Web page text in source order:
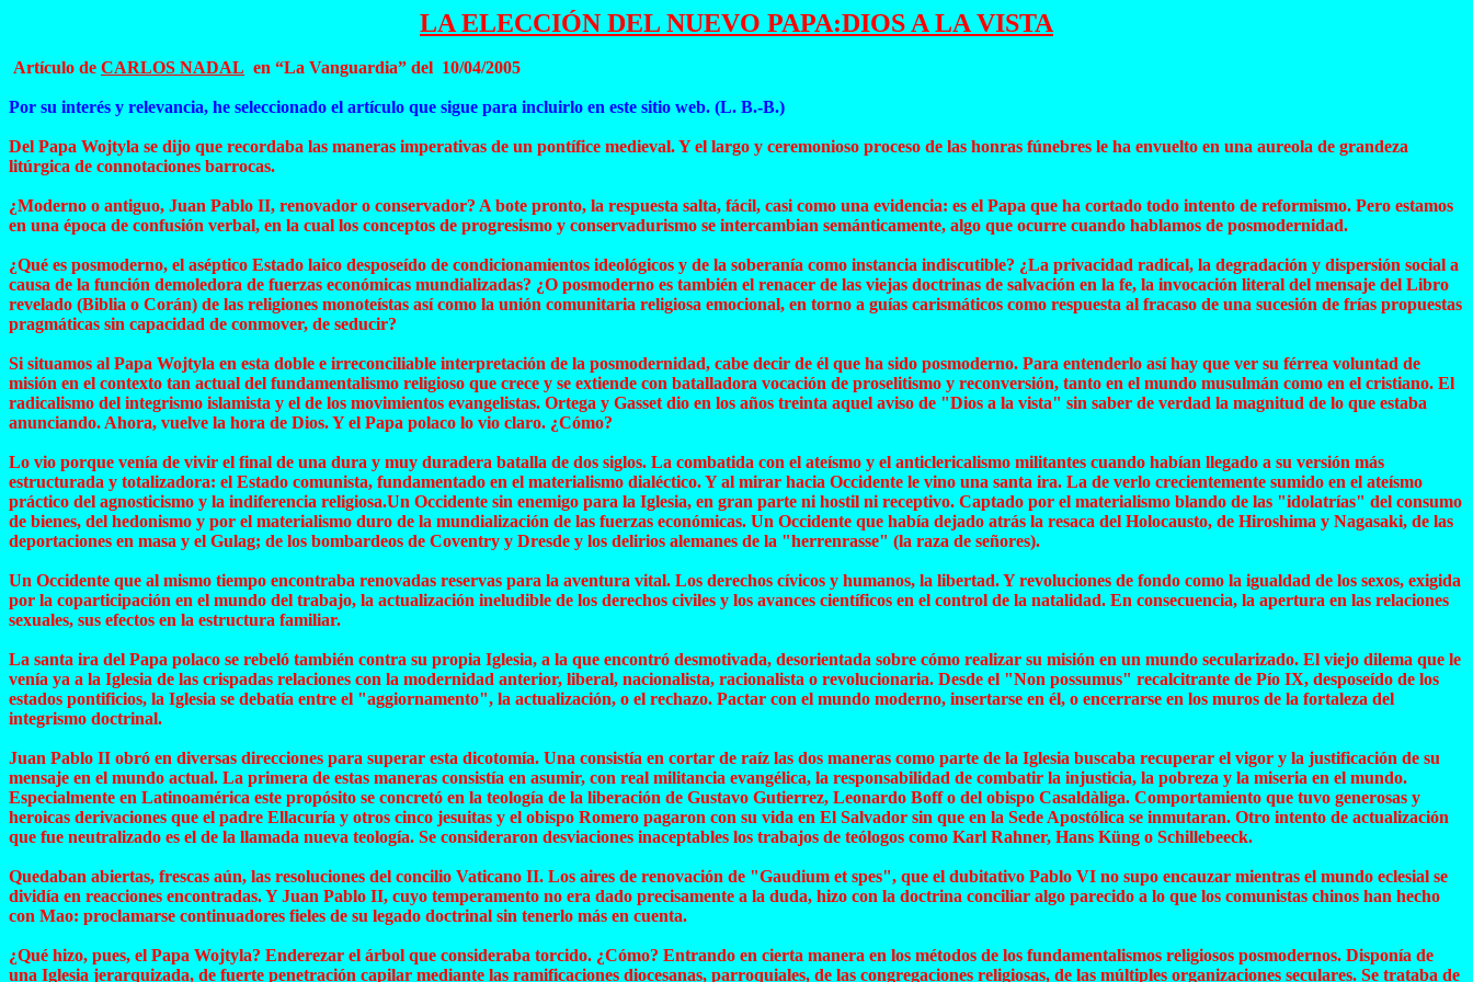
LA ELECCIÓN DEL NUEVO PAPA:DIOS A LA VISTA
Artículo de CARLOS NADAL en “La Vanguardia” del 10/04/2005
Por su interés y relevancia, he seleccionado el artículo que sigue para incluirlo en este sitio web. (L. B.-B.)
Del Papa Wojtyla se dijo que recordaba las maneras imperativas de un pontífice medieval. Y el largo y ceremonioso proceso de las honras fúnebres le ha envuelto en una aureola de grandeza
litúrgica de connotaciones barrocas.
¿Moderno o antiguo, Juan Pablo II, renovador o conservador? A bote pronto, la respuesta salta, fácil, casi como una evidencia: es el Papa que ha cortado todo intento de reformismo. Pero estamos
en una época de confusión verbal, en la cual los conceptos de progresismo y conservadurismo se intercambian semánticamente, algo que ocurre cuando hablamos de posmodernidad.
¿Qué es posmoderno, el aséptico Estado laico desposeído de condicionamientos ideológicos y de la soberanía como instancia indiscutible? ¿La privacidad radical, la degradación y dispersión social a
causa de la función demoledora de fuerzas económicas mundializadas? ¿O posmoderno es también el renacer de las viejas doctrinas de salvación en la fe, la invocación literal del mensaje del Libro
revelado (Biblia o Corán) de las religiones monoteístas así como la unión comunitaria religiosa emocional, en torno a guías carismáticos como respuesta al fracaso de una sucesión de frías propuestas
pragmáticas sin capacidad de conmover, de seducir?
Si situamos al Papa Wojtyla en esta doble e irreconciliable interpretación de la posmodernidad, cabe decir de él que ha sido posmoderno. Para entenderlo así hay que ver su férrea voluntad de
misión en el contexto tan actual del fundamentalismo religioso que crece y se extiende con batalladora vocación de proselitismo y reconversión, tanto en el mundo musulmán como en el cristiano. El
radicalismo del integrismo islamista y el de los movimientos evangelistas. Ortega y Gasset dio en los años treinta aquel aviso de "Dios a la vista" sin saber de verdad la magnitud de lo que estaba
anunciando. Ahora, vuelve la hora de Dios. Y el Papa polaco lo vio claro. ¿Cómo?
Lo vio porque venía de vivir el final de una dura y muy duradera batalla de dos siglos. La combatida con el ateísmo y el anticlericalismo militantes cuando habían llegado a su versión más
estructurada y totalizadora: el Estado comunista, fundamentado en el materialismo dialéctico. Y al mirar hacia Occidente le vino una santa ira. La de verlo crecientemente sumido en el ateísmo
práctico del agnosticismo y la indiferencia religiosa.Un Occidente sin enemigo para la Iglesia, en gran parte ni hostil ni receptivo. Captado por el materialismo blando de las "idolatrías" del consumo
de bienes, del hedonismo y por el materialismo duro de la mundialización de las fuerzas económicas. Un Occidente que había dejado atrás la resaca del Holocausto, de Hiroshima y Nagasaki, de las
deportaciones en masa y el Gulag; de los bombardeos de Coventry y Dresde y los delirios alemanes de la "herrenrasse" (la raza de señores).
Un Occidente que al mismo tiempo encontraba renovadas reservas para la aventura vital. Los derechos cívicos y humanos, la libertad. Y revoluciones de fondo como la igualdad de los sexos, exigida
por la coparticipación en el mundo del trabajo, la actualización ineludible de los derechos civiles y los avances científicos en el control de la natalidad. En consecuencia, la apertura en las relaciones
sexuales, sus efectos en la estructura familiar.
La santa ira del Papa polaco se rebeló también contra su propia Iglesia, a la que encontró desmotivada, desorientada sobre cómo realizar su misión en un mundo secularizado. El viejo dilema que le
venía ya a la Iglesia de las crispadas relaciones con la modernidad anterior, liberal, nacionalista, racionalista o revolucionaria. Desde el "Non possumus" recalcitrante de Pío IX, desposeído de los
estados pontificios, la Iglesia se debatía entre el "aggiornamento", la actualización, o el rechazo. Pactar con el mundo moderno, insertarse en él, o encerrarse en los muros de la fortaleza del
integrismo doctrinal.
Juan Pablo II obró en diversas direcciones para superar esta dicotomía. Una consistía en cortar de raíz las dos maneras como parte de la Iglesia buscaba recuperar el vigor y la justificación de su
mensaje en el mundo actual. La primera de estas maneras consistía en asumir, con real militancia evangélica, la responsabilidad de combatir la injusticia, la pobreza y la miseria en el mundo.
Especialmente en Latinoamérica este propósito se concretó en la teología de la liberación de Gustavo Gutierrez, Leonardo Boff o del obispo Casaldàliga. Comportamiento que tuvo generosas y
heroicas derivaciones que el padre Ellacuría y otros cinco jesuitas y el obispo Romero pagaron con su vida en El Salvador sin que en la Sede Apostólica se inmutaran. Otro intento de actualización
que fue neutralizado es el de la llamada nueva teología. Se consideraron desviaciones inaceptables los trabajos de teólogos como Karl Rahner, Hans Küng o Schillebeeck.
Quedaban abiertas, frescas aún, las resoluciones del concilio Vaticano II. Los aires de renovación de "Gaudium et spes", que el dubitativo Pablo VI no supo encauzar mientras el mundo eclesial se
dividía en reacciones encontradas. Y Juan Pablo II, cuyo temperamento no era dado precisamente a la duda, hizo con la doctrina conciliar algo parecido a lo que los comunistas chinos han hecho
con Mao: proclamarse continuadores fieles de su legado doctrinal sin tenerlo más en cuenta.
¿Qué hizo, pues, el Papa Wojtyla? Enderezar el árbol que consideraba torcido. ¿Cómo? Entrando en cierta manera en los métodos de los fundamentalismos religiosos posmodernos. Disponía de
una Iglesia jerarquizada, de fuerte penetración capilar mediante las ramificaciones diocesanas, parroquiales, de las congregaciones religiosas, de las múltiples organizaciones seculares. Se trataba de